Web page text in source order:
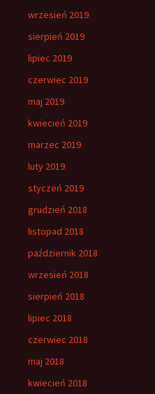
wrzesień 2019
sierpień 2019
lipiec 2019
czerwiec 2019
maj 2019
kwiecień 2019
marzec 2019
luty 2019
styczeń 2019
grudzień 2018
listopad 2018
październik 2018
wrzesień 2018
sierpień 2018
lipiec 2018
czerwiec 2018
maj 2018
kwiecień 2018